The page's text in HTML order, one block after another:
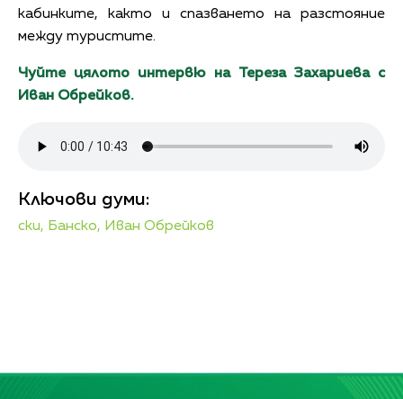
кабинките, както и спазването на разстояние
между туристите.
Чуйте цялото интервю на Тереза Захариева с
Иван Обрейков.
Ключови думи:
ски, Банско, Иван Обрейков